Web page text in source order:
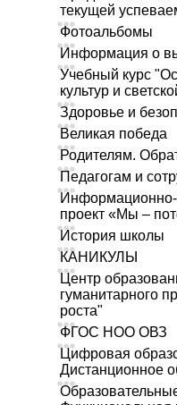
текущей
Фотоальбомы
Информация о
Учебный курс
культур и
Здоровье и
Великая победа
Родителям.
Педагогам и
Информационно-
проект «Мы –
История школы
КАНИКУЛЫ
Центр
гуманитарного
роста"
ФГОС НОО ОВЗ
Цифровая
Дистанционное